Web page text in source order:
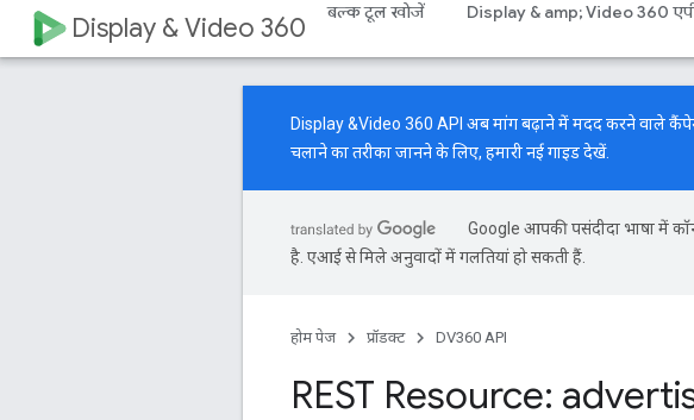
Display & Video 360 बल्क टूल खोजें Display & amp; Video 360
Display &Video 360 API अब मांग बढ़ाने में मदद करने वाले
चलाने का तरीका जानने के लिए, हमारीनई गाइडदेखें.
Google आपकी पसंदीदा भाषा में
है. एआई से मिले अनुवादों में गलतियां हो सकती हैं.
होम पेज प्रॉडक्ट DV360 API
REST Resource: